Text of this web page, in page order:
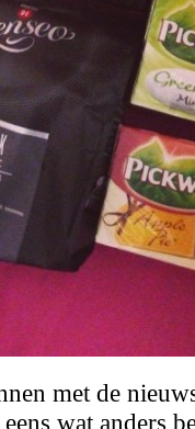
met de
wat anders